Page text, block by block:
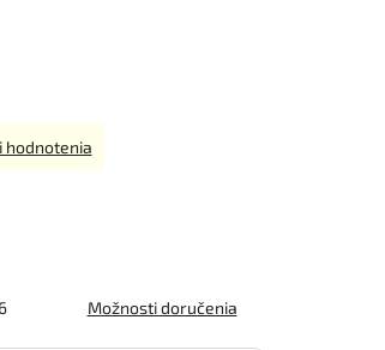
Možnosti doručenia
hodnotenia